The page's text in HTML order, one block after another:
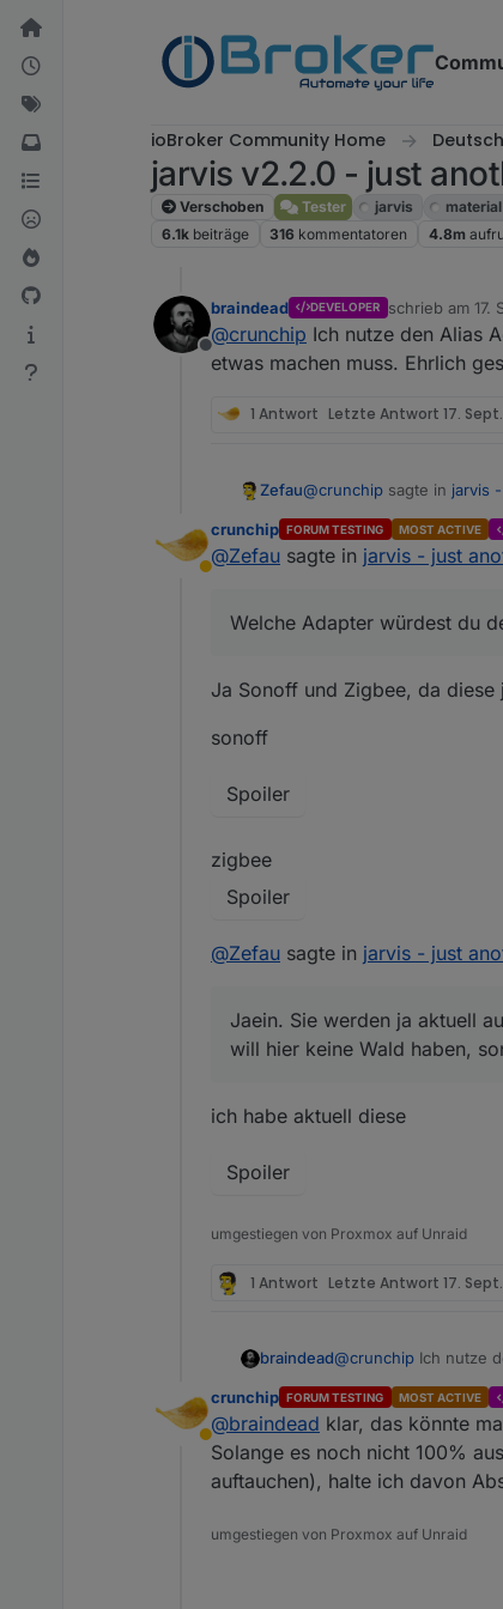
Weiter zum Inhalt
ioBroker Community Home Deutsch
jarvis v2.2.0 - just
Verschoben Tester jarvis material
6.1k beiträge 316 kommentatoren 4.8m
Offline
braindead DEVELOPER schrieb am 17.
zuletzt editiert
@crunchip Ich nutze den Alias
etwas machen muss. Ehrlich
1 Antwort Letzte Antwort 17.
Zefau@crunchip sagte in jarvis
Ist verständlich, jedoch
nicht. Kannst du mir
wenn wenigstens alle
Welche Gewerke fehlen dir
Abwesend
crunchip FORUM TESTING MOST ACTIVE
@Zefau sagte in jarvis - just
Welche Adapter würdest du
Ja Sonoff und Zigbee, da
sonoff
Spoiler
zigbee
Spoiler
@Zefau sagte in jarvis - just
Jaein. Sie werden ja aktuell
will hier keine Wald haben,
ich habe aktuell diese
Spoiler
umgestiegen von Proxmox auf Unraid
1 Antwort Letzte Antwort 17.
braindead@crunchip Ich nutze
Abwesend
crunchip FORUM TESTING MOST ACTIVE
@braindead klar, das könnte
Solange es noch nicht 100%
auftauchen), halte ich davon
umgestiegen von Proxmox auf Unraid